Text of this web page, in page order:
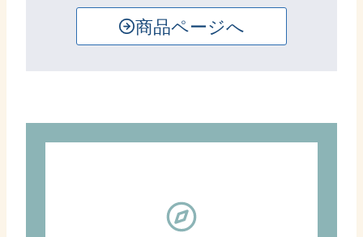
商品ページへ